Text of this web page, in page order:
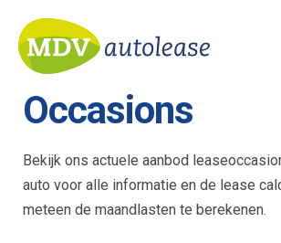
Occasions
Bekijk ons actuele aanbod
auto voor alle informatie en de lease
meteen de maandlasten te berekenen.